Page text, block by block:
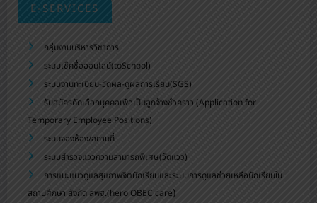
E-SERVICES
กลุ่มงานบริหารวิชาการ
ระบบเช็คชื่อออนไลน์(toSchool)
ระบบงานทะเบียน-วัดผล-ดูผลการเรียน(SGS)
รับสมัครคัดเลือกบุคคลเพื่อเป็นลูกจ้างชั่วคราว (Application for
Temporary Employee Positions)
ระบบจองห้อง/สถานที่
ระบบสำรวจแววความสามารถพิเศษ(วัดแวว)
การแนะแนวดูแลสุขภาพจิตนักเรียนและระบบการดูแลช่วยเหลือนักเรียนใน
สถานศึกษา สังกัด สพฐ.(hero OBEC care)